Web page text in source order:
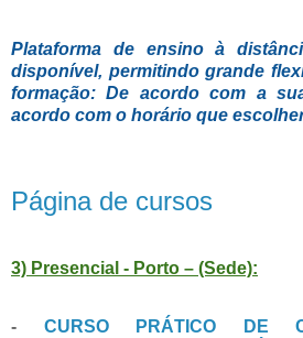
Plataforma de ensino à
disponível, permitindo grande
formação: De acordo com a
acordo com o horário que
Página de cursos
3) Presencial - Porto – (Sede):
- CURSO PRÁTICO DE